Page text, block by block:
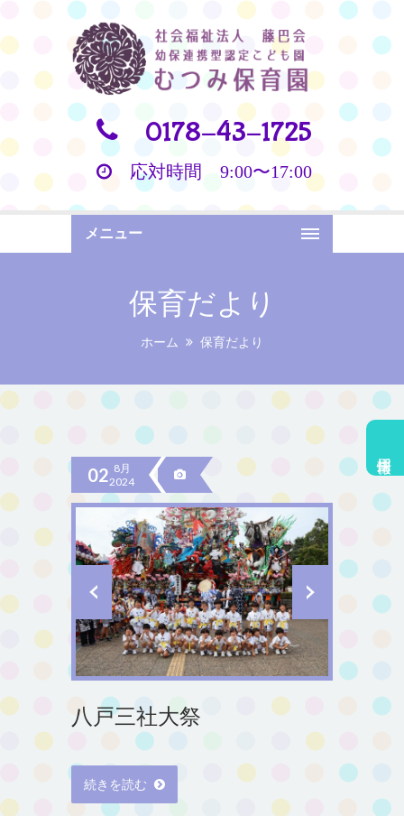
0178-43-1725
応対時間 9:00〜17:00
メニュー
保育だより
ホーム 保育だより
02 8月
2024
八戸三社大祭
続きを読む